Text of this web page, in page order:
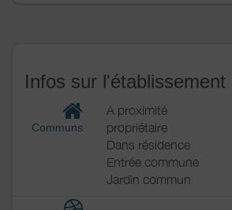
Infos sur l'établissement
Communs
A proximité
propriétaire
Dans résidence
Entrée commune
Jardin commun